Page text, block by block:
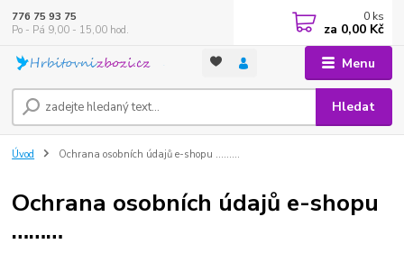
Menu
Hledat
776 75 93 75
Po - Pá 9,00 - 15,00 hod.
0 ks
za 0,00 Kč
Úvod Ochrana osobních údajů e-shopu ………
Ochrana osobních údajů e-shopu
………